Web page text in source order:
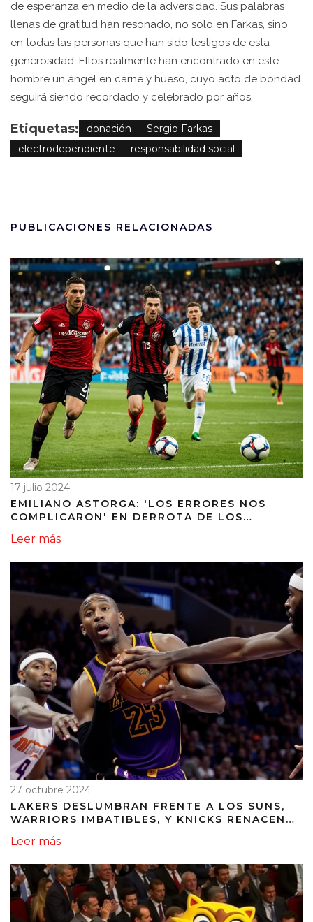
de esperanza en medio de la adversidad. Sus palabras
llenas de gratitud han resonado, no solo en Farkas, sino
en todas las personas que han sido testigos de esta
generosidad. Ellos realmente han encontrado en este
hombre un ángel en carne y hueso, cuyo acto de bondad
seguirá siendo recordado y celebrado por años.
Etiquetas: donación
Sergio Farkas
electrodependiente
responsabilidad social
PUBLICACIONES RELACIONADAS
17 julio 2024
EMILIANO ASTORGA: 'LOS ERRORES NOS
COMPLICARON' EN DERROTA DE LOS
Leer más
27 octubre 2024
LAKERS DESLUMBRAN FRENTE A LOS SUNS,
WARRIORS IMBATIBLES, Y KNICKS RENACEN
Leer más